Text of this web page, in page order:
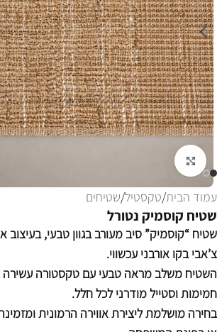
לחצו להגדלה
עמוד הבית/טקסטיל/שטיחים
שטיח קוסמיק נטורל
שטיח “קוסמיק” סיב מעורב בגוון טבעי, בעיצוב
צ’אבי בקו אורבני עכשווי.
השטיח משלב מראה טבעי עם טקסטורה עשירה
חמימות וסטייל מודרני לכל חלל.
בחירה מושלמת ליצירת אווירה הרמונית